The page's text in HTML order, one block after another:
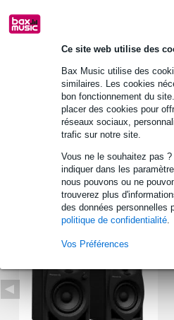
Ce site web utilise des
Bax Music utilise des
similaires. Les cookies
bon fonctionnement du
placer des cookies pour
réseaux sociaux,
trafic sur notre site.
Vous ne le souhaitez pas
indiquer dans les
nous pouvons ou ne
trouverez plus
des données personnelles
politique de confidentialité.
Vos Préférences
type d'amplification : classe D avec
sorties ampli :
Afficher toutes les caractéristiques
Autres variantes (4)
Autres variantes (1)